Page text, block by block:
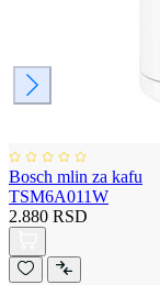
Bosch mlin za kafu
TSM6A011W
2.880 RSD